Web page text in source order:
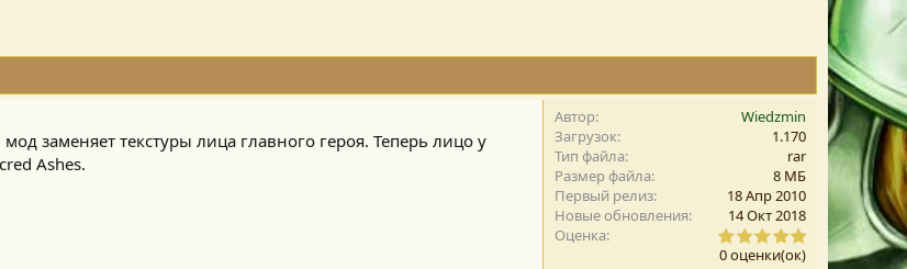
заменяет текстуры лица главного героя. Теперь лицо у
Ashes.
Автор
Wiedzmin
Загрузок
1.170
Тип файла
rar
Размер файла
8 MБ
Первый релиз
18 Апр 2010
Новые обновления
14 Окт 2018
Оценка
0
,
0 оценки(ок)